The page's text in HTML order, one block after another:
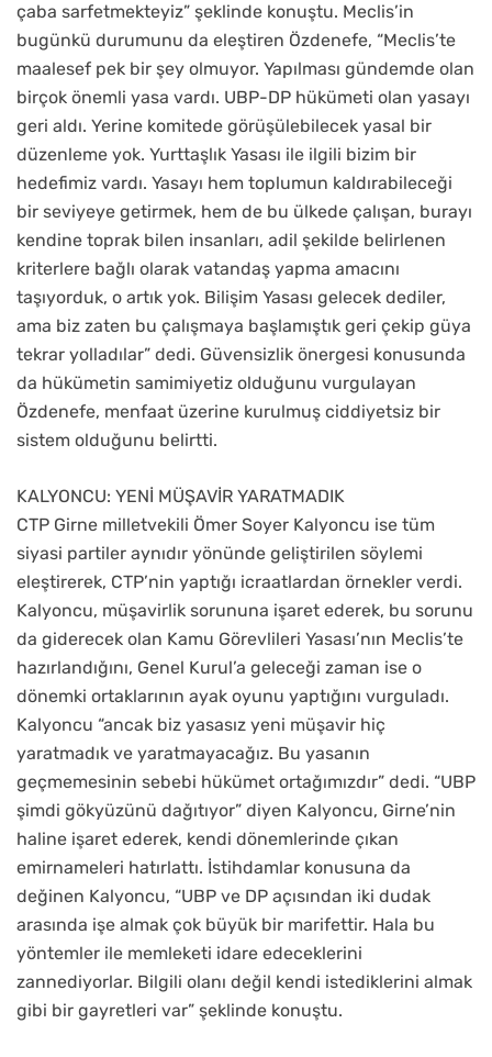
çaba sarfetmekteyiz” şeklinde konuştu. Meclis’in
bugünkü durumunu da eleştiren Özdenefe, “Meclis’te
maalesef pek bir şey olmuyor. Yapılması gündemde olan
birçok önemli yasa vardı. UBP-DP hükümeti olan yasayı
geri aldı. Yerine komitede görüşülebilecek yasal bir
düzenleme yok. Yurttaşlık Yasası ile ilgili bizim bir
hedefimiz vardı. Yasayı hem toplumun kaldırabileceği
bir seviyeye getirmek, hem de bu ülkede çalışan, burayı
kendine toprak bilen insanları, adil şekilde belirlenen
kriterlere bağlı olarak vatandaş yapma amacını
taşıyorduk, o artık yok. Bilişim Yasası gelecek dediler,
ama biz zaten bu çalışmaya başlamıştık geri çekip güya
tekrar yolladılar” dedi. Güvensizlik önergesi konusunda
da hükümetin samimiyetiz olduğunu vurgulayan
Özdenefe, menfaat üzerine kurulmuş ciddiyetsiz bir
sistem olduğunu belirtti.
KALYONCU: YENİ MÜŞAVİR YARATMADIK
CTP Girne milletvekili Ömer Soyer Kalyoncu ise tüm
siyasi partiler aynıdır yönünde geliştirilen söylemi
eleştirerek, CTP’nin yaptığı icraatlardan örnekler verdi.
Kalyoncu, müşavirlik sorununa işaret ederek, bu sorunu
da giderecek olan Kamu Görevlileri Yasası’nın Meclis’te
hazırlandığını, Genel Kurul’a geleceği zaman ise o
dönemki ortaklarının ayak oyunu yaptığını vurguladı.
Kalyoncu “ancak biz yasasız yeni müşavir hiç
yaratmadık ve yaratmayacağız. Bu yasanın
geçmemesinin sebebi hükümet ortağımızdır” dedi. “UBP
şimdi gökyüzünü dağıtıyor” diyen Kalyoncu, Girne’nin
haline işaret ederek, kendi dönemlerinde çıkan
emirnameleri hatırlattı. İstihdamlar konusuna da
değinen Kalyoncu, “UBP ve DP açısından iki dudak
arasında işe almak çok büyük bir marifettir. Hala bu
yöntemler ile memleketi idare edeceklerini
zannediyorlar. Bilgili olanı değil kendi istediklerini almak
gibi bir gayretleri var” şeklinde konuştu.